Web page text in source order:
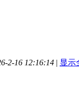
2-16 12:16:14 | 显示